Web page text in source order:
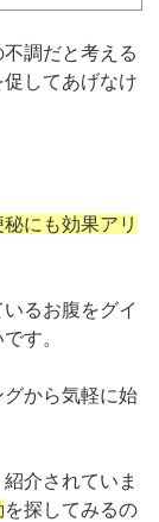
調だと考える
してあげなけ
にも効果アリ
るお腹をグイ
す。
から気軽に始
介されていま
を探してみるの